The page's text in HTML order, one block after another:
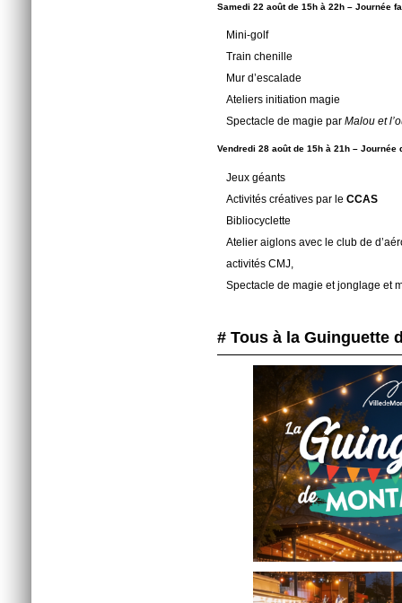
Samedi 22 août de 15h à 22h – Journée
Mini-golf
Train chenille
Mur d’escalade
Ateliers initiation magie
Spectacle de magie par Malou et
Vendredi 28 août de 15h à 21h – Journée
Jeux géants
Activités créatives par le CCAS
Bibliocyclette
Atelier aiglons avec le club de
activités CMJ,
Spectacle de magie et jonglage et
# Tous à la Guinguette